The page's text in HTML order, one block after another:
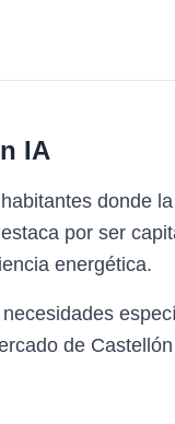
IA
donde
por ser
energética.
de